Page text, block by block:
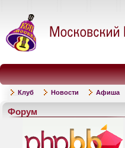
Клуб Новости Афиша
Форум